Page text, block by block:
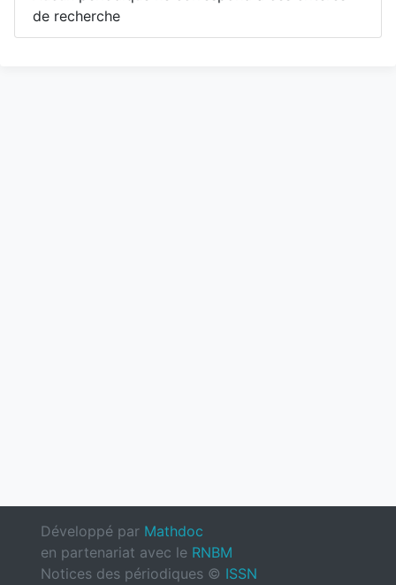
de recherche
Développé par Mathdoc
en partenariat avec le RNBM
Notices des périodiques © ISSN